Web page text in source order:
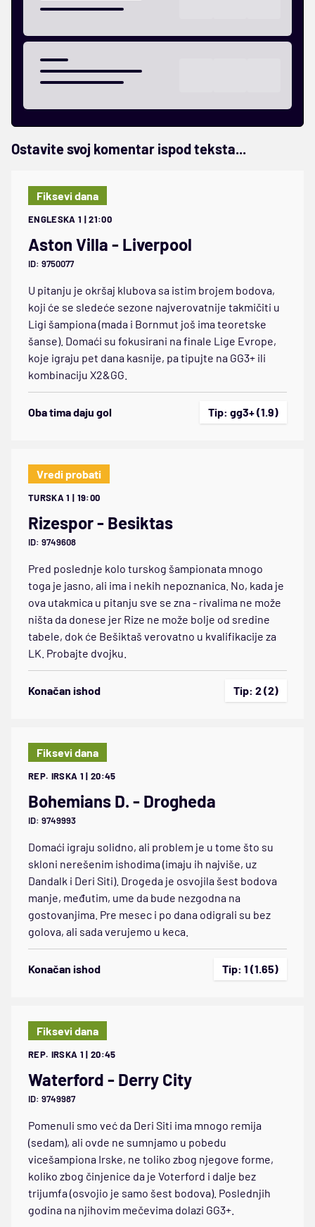
Ostavite svoj komentar ispod teksta...
Fiksevi dana
ENGLESKA 1 | 21:00
Aston Villa - Liverpool
ID: 9750077
U pitanju je okršaj klubova sa istim brojem bodova,
koji će se sledeće sezone najverovatnije takmičiti u
Ligi šampiona (mada i Bornmut još ima teoretske
šanse). Domaći su fokusirani na finale Lige Evrope,
koje igraju pet dana kasnije, pa tipujte na GG3+ ili
kombinaciju X2&GG.
Oba tima daju gol Tip: gg3+ (1.9)
Vredi probati
TURSKA 1 | 19:00
Rizespor - Besiktas
ID: 9749608
Pred poslednje kolo turskog šampionata mnogo
toga je jasno, ali ima i nekih nepoznanica. No, kada je
ova utakmica u pitanju sve se zna - rivalima ne može
ništa da donese jer Rize ne može bolje od sredine
tabele, dok će Bešiktaš verovatno u kvalifikacije za
LK. Probajte dvojku.
Konačan ishod Tip: 2 (2)
Fiksevi dana
REP. IRSKA 1 | 20:45
Bohemians D. - Drogheda
ID: 9749993
Domaći igraju solidno, ali problem je u tome što su
skloni nerešenim ishodima (imaju ih najviše, uz
Dandalk i Deri Siti). Drogeda je osvojila šest bodova
manje, međutim, ume da bude nezgodna na
gostovanjima. Pre mesec i po dana odigrali su bez
golova, ali sada verujemo u keca.
Konačan ishod Tip: 1 (1.65)
Fiksevi dana
REP. IRSKA 1 | 20:45
Waterford - Derry City
ID: 9749987
Pomenuli smo već da Deri Siti ima mnogo remija
(sedam), ali ovde ne sumnjamo u pobedu
vicešampiona Irske, ne toliko zbog njegove forme,
koliko zbog činjenice da je Voterford i dalje bez
trijumfa (osvojio je samo šest bodova). Poslednjih
godina na njihovim mečevima dolazi GG3+.